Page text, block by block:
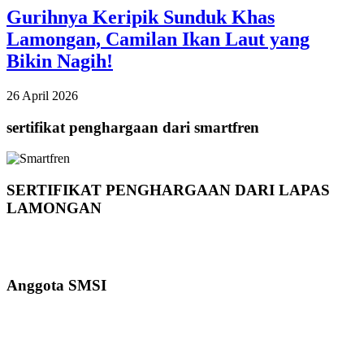
Gurihnya Keripik Sunduk Khas
Lamongan, Camilan Ikan Laut yang
Bikin Nagih!
26 April 2026
sertifikat penghargaan dari smartfren
SERTIFIKAT PENGHARGAAN DARI LAPAS
LAMONGAN
Anggota SMSI